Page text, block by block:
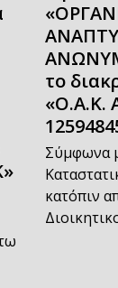
το
«Ο.Α.Κ.
Σύμφωνα
κατόπιν